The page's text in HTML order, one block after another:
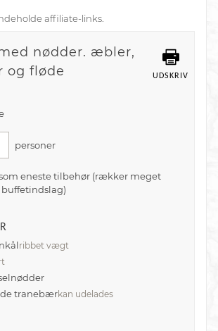
affiliate-links.
UDSKRIV
nødder. æbler,
og fløde
personer
eneste tilbehør (rækker meget
ribbet vægt
tranebærkan udelades